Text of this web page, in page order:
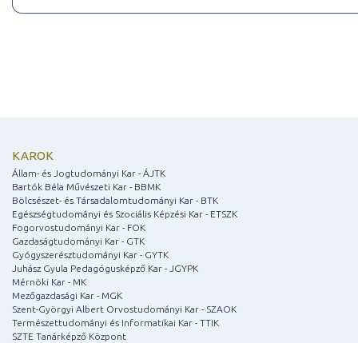
KAROK
Állam- és Jogtudományi Kar - ÁJTK
Bartók Béla Művészeti Kar - BBMK
Bölcsészet- és Társadalomtudományi Kar - BTK
Egészségtudományi és Szociális Képzési Kar - ETSZK
Fogorvostudományi Kar - FOK
Gazdaságtudományi Kar - GTK
Gyógyszerésztudományi Kar - GYTK
Juhász Gyula Pedagógusképző Kar - JGYPK
Mérnöki Kar - MK
Mezőgazdasági Kar - MGK
Szent-Györgyi Albert Orvostudományi Kar - SZAOK
Természettudományi és Informatikai Kar - TTIK
SZTE Tanárképző Központ